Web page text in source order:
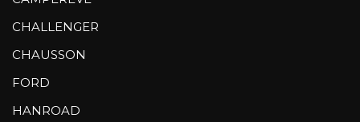
CHALLENGER
CHAUSSON
FORD
HANROAD